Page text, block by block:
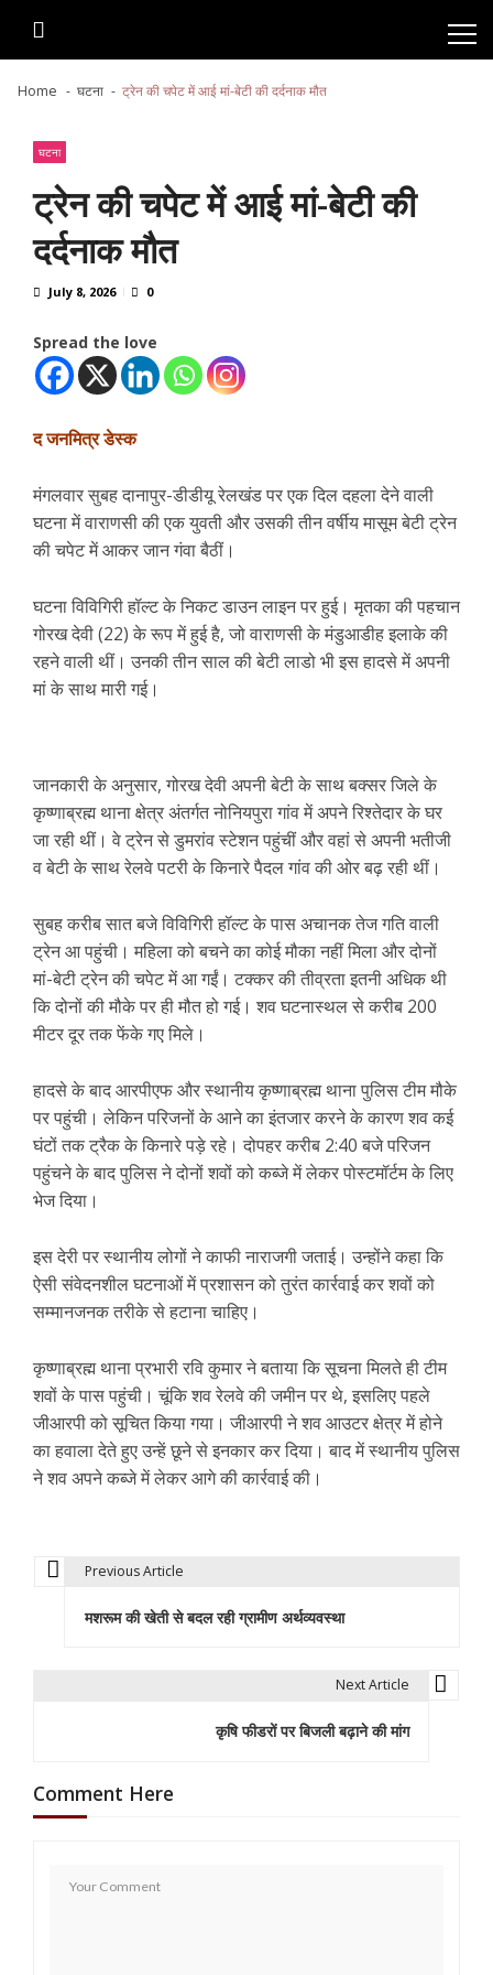
Home घटना ट्रेन की चपेट में आई मां-बेटी की दर्दनाक मौत
घटना
ट्रेन की चपेट में आई मां-बेटी की
दर्दनाक मौत
July 8, 2026 0
Spread the love
द जनमित्र डेस्क
मंगलवार सुबह दानापुर-डीडीयू रेलखंड पर एक दिल दहला देने वाली
घटना में वाराणसी की एक युवती और उसकी तीन वर्षीय मासूम बेटी ट्रेन
की चपेट में आकर जान गंवा बैठीं।
घटना विविगिरी हॉल्ट के निकट डाउन लाइन पर हुई। मृतका की पहचान
गोरख देवी (22) के रूप में हुई है, जो वाराणसी के मंडुआडीह इलाके की
रहने वाली थीं। उनकी तीन साल की बेटी लाडो भी इस हादसे में अपनी
मां के साथ मारी गई।
जानकारी के अनुसार, गोरख देवी अपनी बेटी के साथ बक्सर जिले के
कृष्णाब्रह्म थाना क्षेत्र अंतर्गत नोनियपुरा गांव में अपने रिश्तेदार के घर
जा रही थीं। वे ट्रेन से डुमरांव स्टेशन पहुंचीं और वहां से अपनी भतीजी
व बेटी के साथ रेलवे पटरी के किनारे पैदल गांव की ओर बढ़ रही थीं।
सुबह करीब सात बजे विविगिरी हॉल्ट के पास अचानक तेज गति वाली
ट्रेन आ पहुंची। महिला को बचने का कोई मौका नहीं मिला और दोनों
मां-बेटी ट्रेन की चपेट में आ गईं। टक्कर की तीव्रता इतनी अधिक थी
कि दोनों की मौके पर ही मौत हो गई। शव घटनास्थल से करीब 200
मीटर दूर तक फेंके गए मिले।
हादसे के बाद आरपीएफ और स्थानीय कृष्णाब्रह्म थाना पुलिस टीम मौके
पर पहुंची। लेकिन परिजनों के आने का इंतजार करने के कारण शव कई
घंटों तक ट्रैक के किनारे पड़े रहे। दोपहर करीब 2:40 बजे परिजन
पहुंचने के बाद पुलिस ने दोनों शवों को कब्जे में लेकर पोस्टमॉर्टम के लिए
भेज दिया।
इस देरी पर स्थानीय लोगों ने काफी नाराजगी जताई। उन्होंने कहा कि
ऐसी संवेदनशील घटनाओं में प्रशासन को तुरंत कार्रवाई कर शवों को
सम्मानजनक तरीके से हटाना चाहिए।
कृष्णाब्रह्म थाना प्रभारी रवि कुमार ने बताया कि सूचना मिलते ही टीम
शवों के पास पहुंची। चूंकि शव रेलवे की जमीन पर थे, इसलिए पहले
जीआरपी को सूचित किया गया। जीआरपी ने शव आउटर क्षेत्र में होने
का हवाला देते हुए उन्हें छूने से इनकार कर दिया। बाद में स्थानीय पुलिस
ने शव अपने कब्जे में लेकर आगे की कार्रवाई की।
a
v
Previous Article
मशरूम की खेती से बदल रही ग्रामीण अर्थव्यवस्था
Next Article
कृषि फीडरों पर बिजली बढ़ाने की मांग
Comment Here